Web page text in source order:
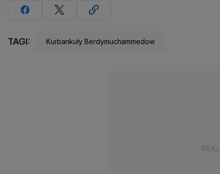
TAGI: Kurbankuły Berdymuchammedow